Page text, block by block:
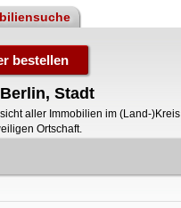
Stadt
aller Immobilien im (Land-)Kreis
Ortschaft.